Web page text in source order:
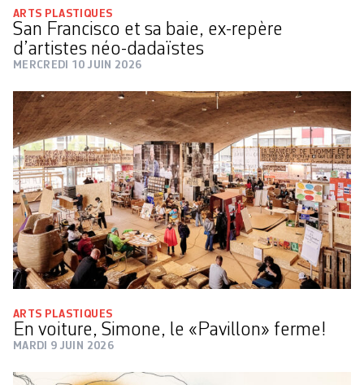
ARTS PLASTIQUES
San Francisco et sa baie, ex-repère
d’artistes néo-dadaïstes
MERCREDI 10 JUIN 2026
ARTS PLASTIQUES
En voiture, Simone, le «Pavillon» ferme!
MARDI 9 JUIN 2026